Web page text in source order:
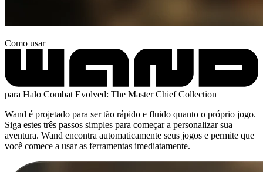
Como usar
para Halo Combat Evolved: The Master Chief Collection
Wand é projetado para ser tão rápido e fluido quanto o próprio jogo.
Siga estes três passos simples para começar a personalizar sua
aventura. Wand encontra automaticamente seus jogos e permite que
você comece a usar as ferramentas imediatamente.